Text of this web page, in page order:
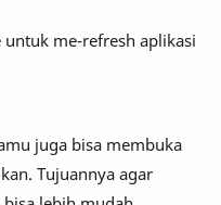
untuk me-refresh aplikasi
juga bisa membuka
Tujuannya agar